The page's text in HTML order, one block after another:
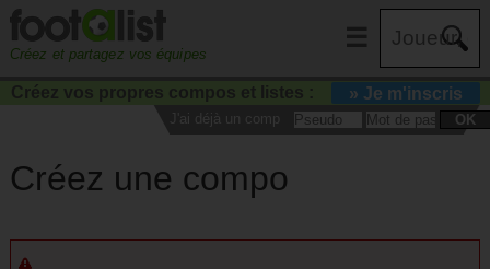
Créez et partagez vos équipes
☰
Créez vos propres compos et listes : » Je m'inscris
J'ai déjà un compte : OK
Créez une compo